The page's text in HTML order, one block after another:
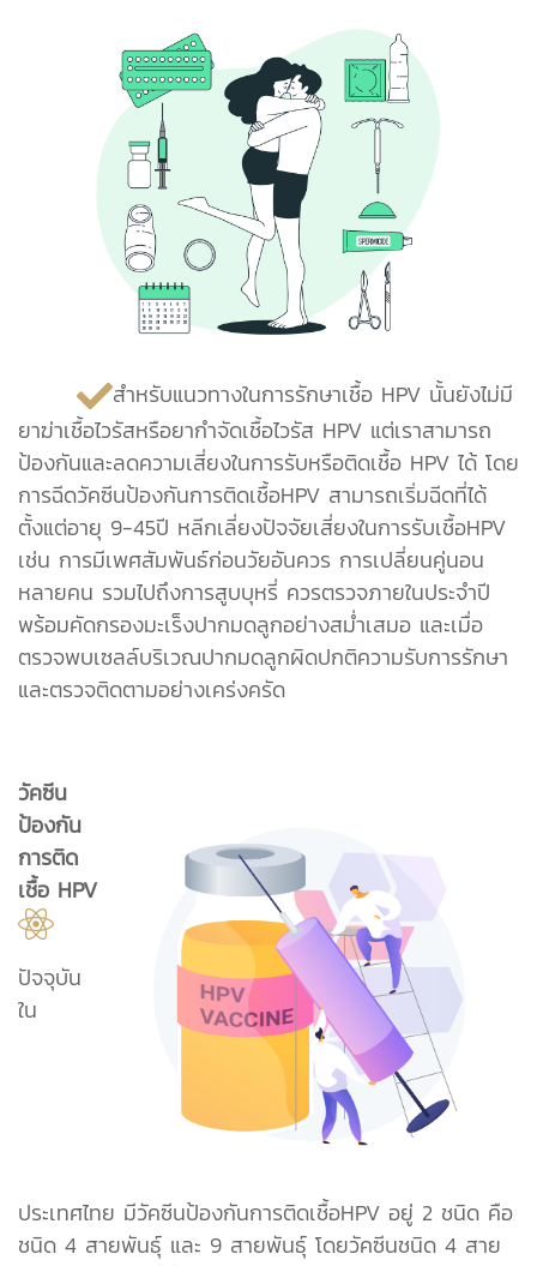
สำหรับแนวทางในการรักษาเชื้อ HPV นั้นยังไม่มี
ยาฆ่าเชื้อไวรัสหรือยากำจัดเชื้อไวรัส HPV แต่เราสามารถ
ป้องกันและลดความเสี่ยงในการรับหรือติดเชื้อ HPV ได้ โดย
การฉีดวัคซีนป้องกันการติดเชื้อHPV สามารถเริ่มฉีดที่ได้
ตั้งแต่อายุ 9-45ปี หลีกเลี่ยงปัจจัยเสี่ยงในการรับเชื้อHPV
เช่น การมีเพศสัมพันธ์ก่อนวัยอันควร การเปลี่ยนคู่นอน
หลายคน รวมไปถึงการสูบบุหรี่ ควรตรวจภายในประจำปี
พร้อมคัดกรองมะเร็งปากมดลูกอย่างสม่ำเสมอ และเมื่อ
ตรวจพบเซลล์บริเวณปากมดลูกผิดปกติความรับการรักษา
และตรวจติดตามอย่างเคร่งครัด
วัคซีน
ป้องกัน
การติด
เชื้อ HPV
ปัจจุบัน
ใน
ประเทศไทย มีวัคซีนป้องกันการติดเชื้อHPV อยู่ 2 ชนิด คือ
ชนิด 4 สายพันธุ์ และ 9 สายพันธุ์ โดยวัคซีนชนิด 4 สาย